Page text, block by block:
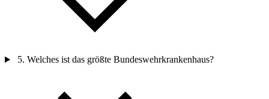
5. Welches ist das größte Bundeswehrkrankenhaus?